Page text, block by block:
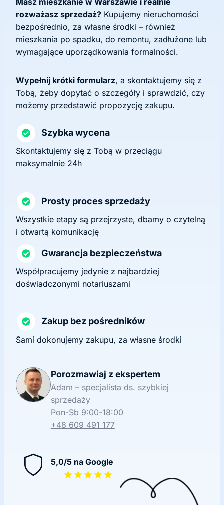
rozważasz sprzedaż? Kupujemy nieruchomości
bezpośrednio, za własne środki – również
mieszkania po spadku, do remontu, zadłużone lub
wymagające uporządkowania formalności.
Wypełnij krótki formularz, a skontaktujemy się z
Tobą, żeby dopytać o szczegóły i sprawdzić, czy
możemy przedstawić propozycję zakupu.
Szybka wycena
Skontaktujemy się z Tobą w przeciągu
maksymalnie 24h
Prosty proces sprzedaży
Wszystkie etapy są przejrzyste, dbamy o czytelną
i otwartą komunikację
Gwarancja bezpieczeństwa
Współpracujemy jedynie z najbardziej
doświadczonymi notariuszami
Zakup bez pośredników
Sami dokonujemy zakupu, za własne środki
Porozmawiaj z ekspertem
Adam – specjalista ds. szybkiej
sprzedaży
Pon-Sb 9:00-18:00
+48 609 491 177
5,0/5 na Google
★★★★★